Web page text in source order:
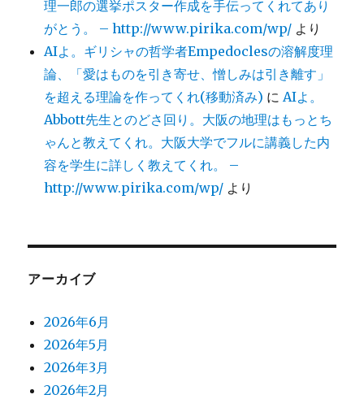
理一郎の選挙ポスター作成を手伝ってくれてあり
がとう。 – http://www.pirika.com/wp/ より
AIよ。ギリシャの哲学者Empedoclesの溶解度理
論、「愛はものを引き寄せ、憎しみは引き離す」
を超える理論を作ってくれ(移動済み) に AIよ。
Abbott先生とのどさ回り。大阪の地理はもっとち
ゃんと教えてくれ。大阪大学でフルに講義した内
容を学生に詳しく教えてくれ。 –
http://www.pirika.com/wp/ より
アーカイブ
2026年6月
2026年5月
2026年3月
2026年2月